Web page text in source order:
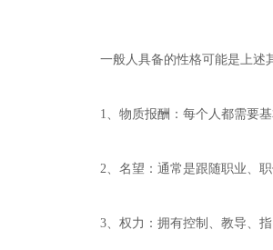
一般人具备的性格可能是上述其
1、物质报酬：每个人都需要基
2、名望：通常是跟随职业、职
3、权力：拥有控制、教导、指